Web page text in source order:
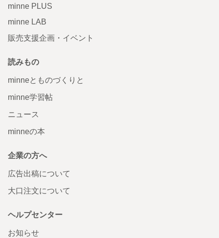
minne PLUS
minne LAB
販売支援企画・イベント
読みもの
minneとものづくりと
minne学習帖
ニュース
minneの本
企業の方へ
広告出稿について
大口注文について
ヘルプセンター
お知らせ